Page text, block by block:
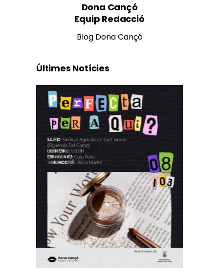
Dona Cançó
Equip Redacció
Blog Dona Cançó
Últimes Notícies